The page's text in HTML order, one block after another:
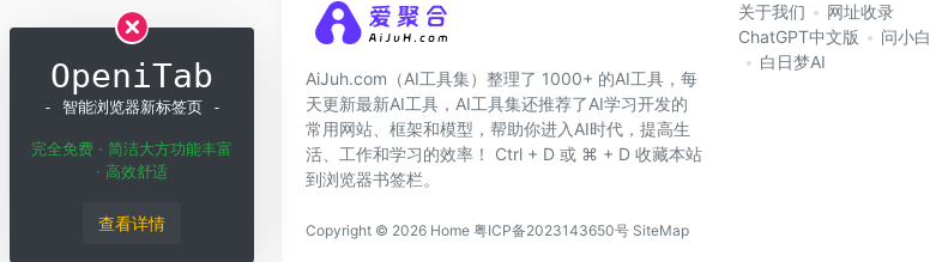
AiJuh.com（AI工具集）整理了 1000+ 的AI工具，每
天更新最新AI工具，AI工具集还推荐了AI学习开发的
常用网站、框架和模型，帮助你进入AI时代，提高生
活、工作和学习的效率！ Ctrl + D 或 ⌘ + D 收藏本站
到浏览器书签栏。
关于我们
网址收录
ChatGPT中文版
问小白
白日梦AI
Copyright © 2026 Home 粤ICP备2023143650号 SiteMap
OpeniTab
- 智能浏览器新标签页 -
完全免费 · 简洁大方功能丰富
· 高效舒适
查看详情